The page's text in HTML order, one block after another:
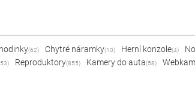
(62) Chytré náramky(10) Herní konzole(4)
Reproduktory(855) Kamery do auta(58)